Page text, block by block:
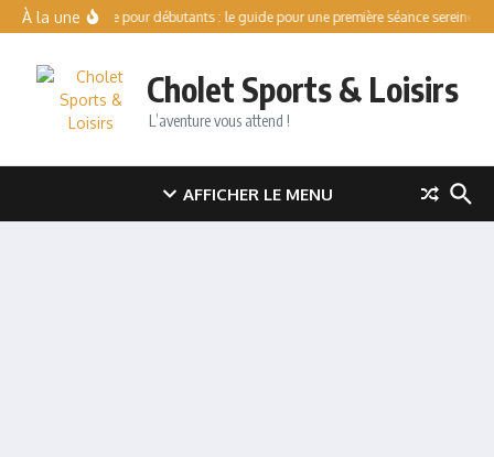
Aller au contenu
À la unePatinoire pour débutants : le guide pour une première séance sereine
Cholet Sports & Loisirs
L’aventure vous attend !
AFFICHER LE MENU